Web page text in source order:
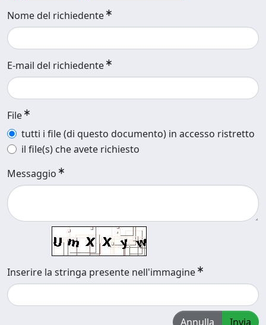
Nome del richiedente
E-mail del richiedente
File
tutti i file (di questo documento) in accesso ristretto
il file(s) che avete richiesto
Messaggio
Inserire la stringa presente nell'immagine
Annulla Invia